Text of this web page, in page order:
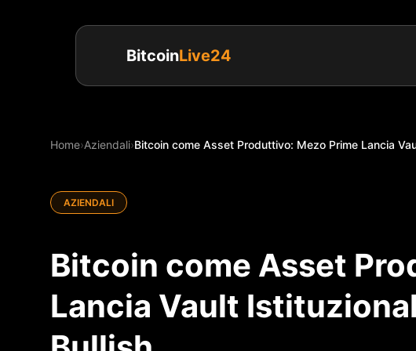
BitcoinLive24
Home›Aziendali›Bitcoin come Asset Produttivo: Mezo Prime Lancia
AZIENDALI
Bitcoin come Asset
Lancia Vault